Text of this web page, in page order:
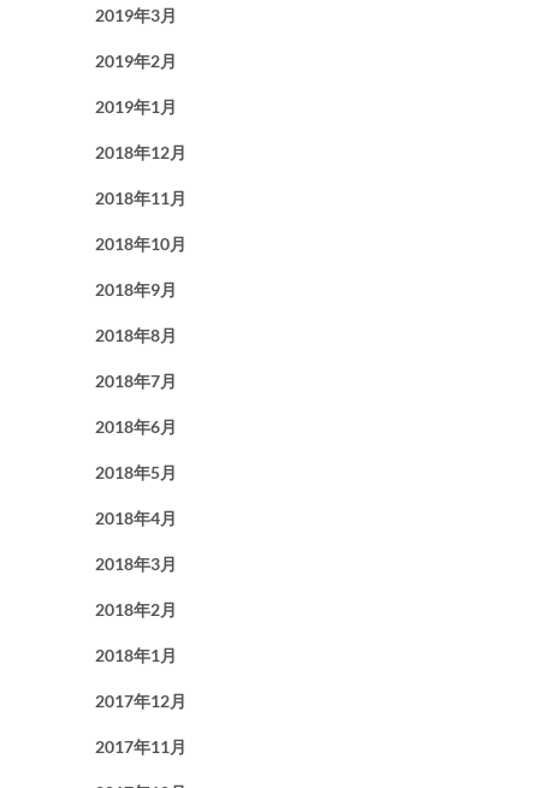
2019年3月
2019年2月
2019年1月
2018年12月
2018年11月
2018年10月
2018年9月
2018年8月
2018年7月
2018年6月
2018年5月
2018年4月
2018年3月
2018年2月
2018年1月
2017年12月
2017年11月